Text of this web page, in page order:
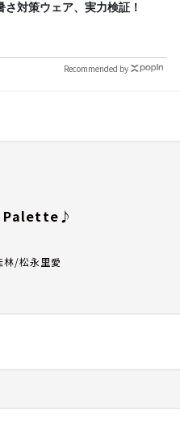
さ対策ウェア、実力検証！
Recommended by
Palette♪
林/松永里愛